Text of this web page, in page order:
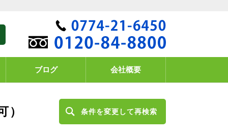
ブログ 会社概要
） 条件を変更して再検索